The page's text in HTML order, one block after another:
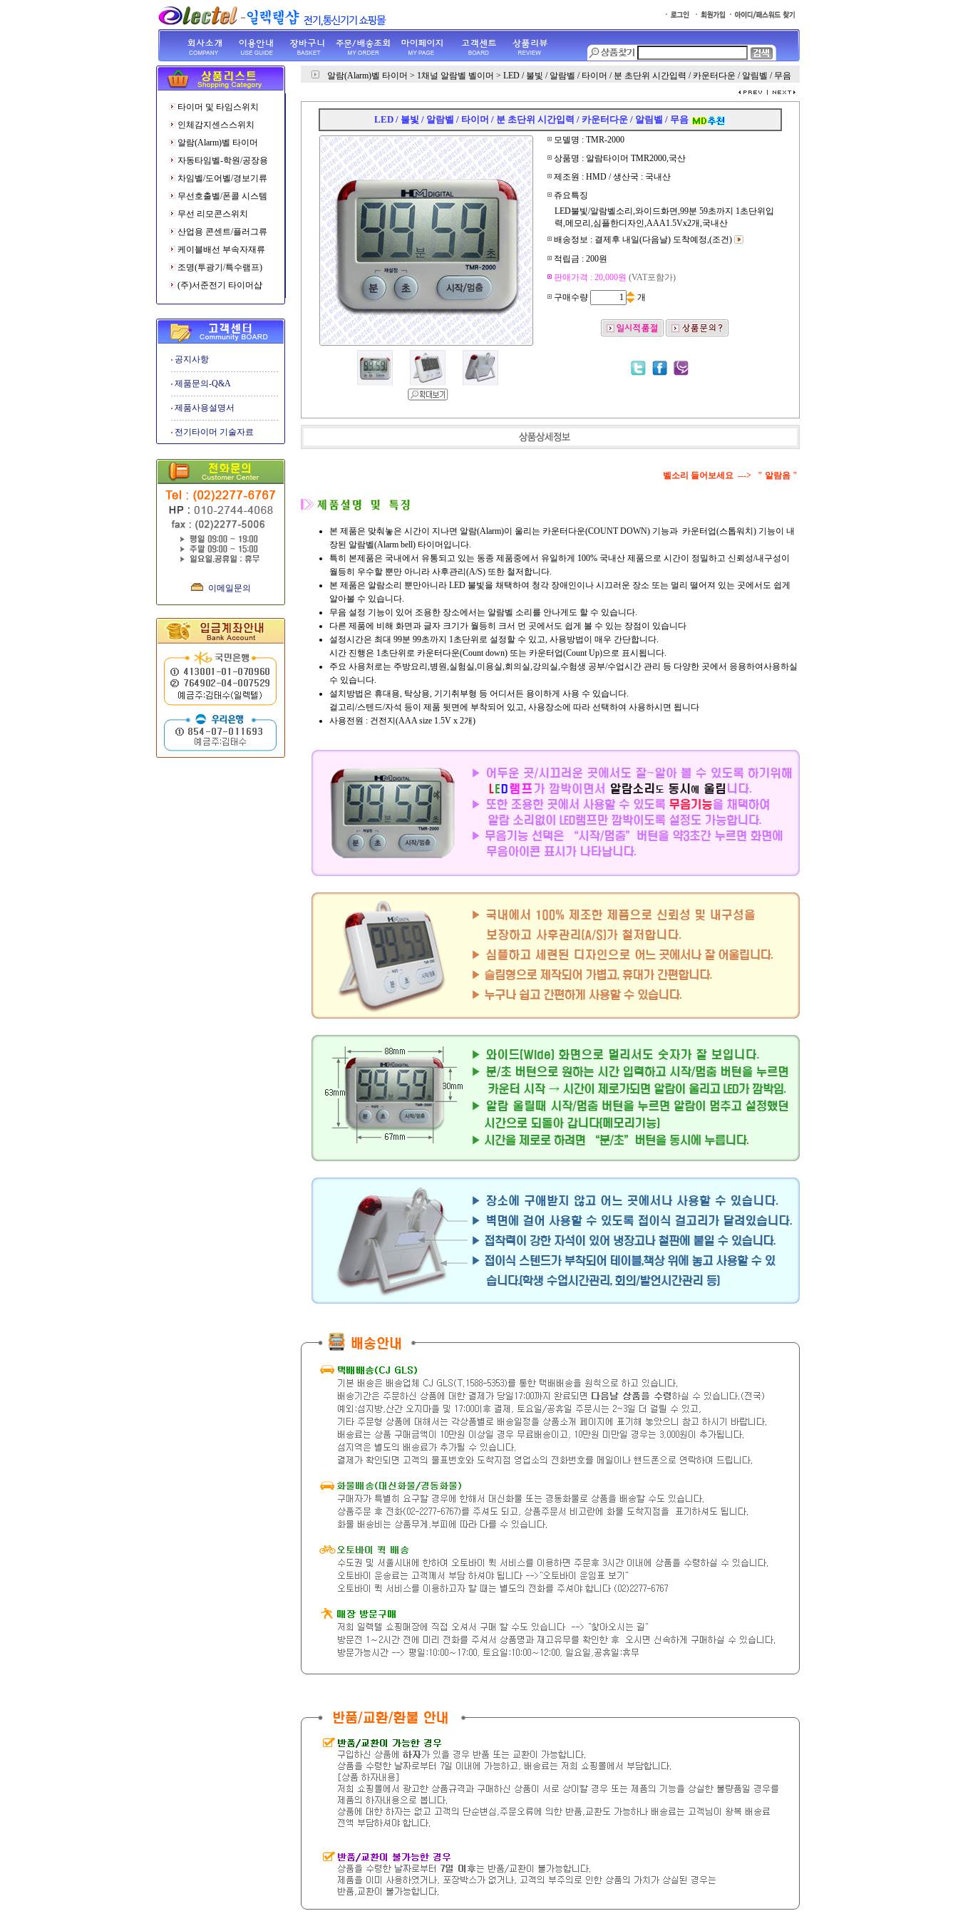
타이머 및 타임스위치
인체감지센스스위치
알람(Alarm)벨 타이머
자동타임벨-학원/공장용
차임벨/도어벨/경보기류
무선호출벨/폰콜 시스템
무선 리모콘스위치
산업용 콘센트/플러그류
케이블배선 부속자재류
조명(투광기/특수램프)
(주)서준전기 타이머샵
공지사항
제품문의-Q&A
제품사용설명서
전기타이머 기술자료
이메일문의
알람(Alarm)벨 타이머 > 1채널 알람벨 벨이머 > LED / 불빛 / 알람벨 / 타이머 / 분 초단위 시간입력 / 카운터다운 / 알림벨 / 무음
LED / 불빛 / 알람벨 / 타이머 / 분 초단위 시간입력 / 카운터다운 / 알림벨 / 무음
모델명 : TMR-2000
상품명 : 알람타이머 TMR2000,국산
제조원 : HMD / 생산국 : 국내산
쥬요특징
LED불빛/알람벨소리,와이드화면,99분 59초까지 1초단위입
력,메모리,심플한디자인,AAA1.5Vx2개,국내산
배송정보 : 결제후 내일(다음날) 도착예정,(조건)
적립금 : 200원
판매가격 : 20,000원 (VAT포함가)
구매수량
개
벨소리 들어보세요 ---> " 알람음 "
본 제품은 맞춰놓은 시간이 지나면 알람(Alarm)이 울리는 카운터다운(COUNT DOWN) 기능과 카운터업(스톱워치) 기능이 내
장된 알람벨(Alarm bell) 타이머입니다.
특히 본제품은 국내에서 유통되고 있는 동종 제품중에서 유일하게 100% 국내산 제품으로 시간이 정밀하고 신뢰성/내구성이
월등히 우수할 뿐만 아니라 사후관리(A/S) 또한 철저합니다.
본 제품은 알람소리 뿐만아니라 LED 불빛을 채택하여 청각 장애인이나 시끄러운 장소 또는 멀리 떨어져 있는 곳에서도 쉽게
알아볼 수 있습니다.
무음 설정 기능이 있어 조용한 장소에서는 알람벨 소리를 안나게도 할 수 있습니다.
다른 제품에 비해 화면과 글자 크기가 월등히 크서 먼 곳에서도 쉽게 볼 수 있는 장점이 있습니다
설정시간은 최대 99분 99초까지 1초단위로 설정할 수 있고, 사용방법이 매우 간단합니다.
시간 진행은 1초단위로 카운터다운(Count down) 또는 카운터업(Count Up)으로 표시됩니다.
주요 사용처로는 주방요리,병원,실험실,미용실,회의실,강의실,수험생 공부/수업시간 관리 등 다양한 곳에서 응용하여사용하실
수 있습니다.
설치방법은 휴대용, 탁상용, 기기취부형 등 어디서든 용이하게 사용 수 있습니다.
걸고리/스텐드/자석 등이 제품 뒷면에 부착되어 있고, 사용장소에 따라 선택하여 사용하시면 됩니다
사용전원 : 건전지(AAA size 1.5V x 2개)